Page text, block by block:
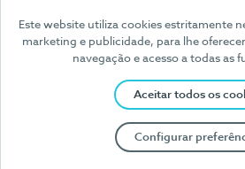
Este website utiliza cookies estritamente
marketing e publicidade, para lhe
navegação e acesso a todas as
Aceitar todos os
Configurar